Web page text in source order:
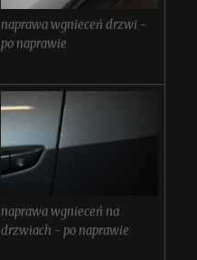
naprawa wgnieceń drzwi -
po naprawie
naprawa wgnieceń na
drzwiach - po naprawie